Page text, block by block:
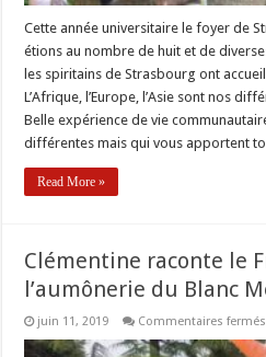
Cette année universitaire le foyer de
étions au nombre de huit et de
les spiritains de Strasbourg ont
L’Afrique, l’Europe, l’Asie sont nos
Belle expérience de vie
différentes mais qui vous apportent
Read More »
Clémentine raconte le
l’aumônerie du Blanc
juin 11, 2019 Commentaires fermés